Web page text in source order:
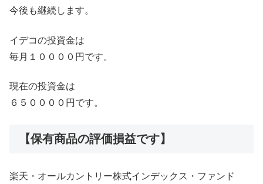
今後も継続します。
イデコの投資金は
毎月１００００円です。
現在の投資金は
６５００００円です。
【保有商品の評価損益です】
楽天・オールカントリー株式インデックス・ファンド